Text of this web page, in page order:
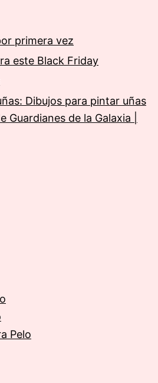
primera vez
este Black Friday
Dibujos para pintar uñas
Guardianes de la Galaxia |
Pelo